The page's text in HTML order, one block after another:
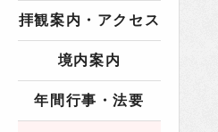
拝観案内・アクセス
境内案内
年間行事・法要